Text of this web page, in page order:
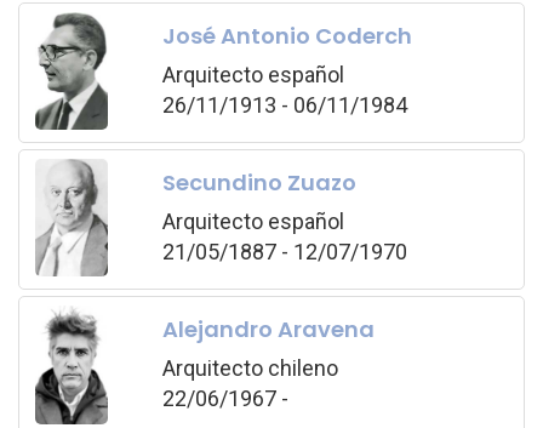
José Antonio Coderch
Arquitecto español
26/11/1913 - 06/11/1984
Secundino Zuazo
Arquitecto español
21/05/1887 - 12/07/1970
Alejandro Aravena
Arquitecto chileno
22/06/1967 -